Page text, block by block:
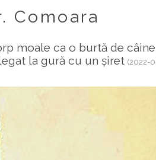
Comoara
moale ca o burtă de
la gură cu un șiret (2022-